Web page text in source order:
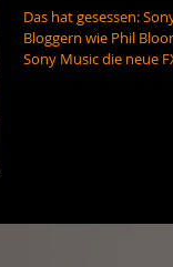
Das hat gesessen:
Bloggern wie Phil
Sony Music die neue